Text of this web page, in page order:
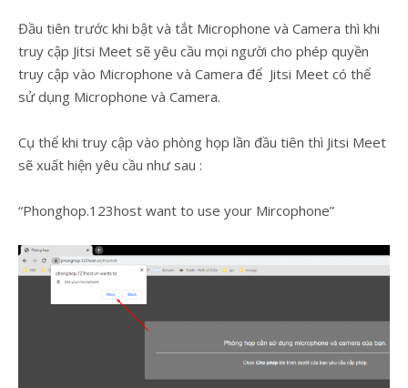
Đầu tiên trước khi bật và tắt Microphone và Camera thì khi
truy cập Jitsi Meet sẽ yêu cầu mọi người cho phép quyền
truy cập vào Microphone và Camera để Jitsi Meet có thể
sử dụng Microphone và Camera.
Cụ thể khi truy cập vào phòng họp lần đầu tiên thì Jitsi Meet
sẽ xuất hiện yêu cầu như sau :
“Phonghop.123host want to use your Mircophone”